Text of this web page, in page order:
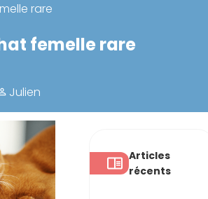
rare
femelle rare
Julien
Articles
récents